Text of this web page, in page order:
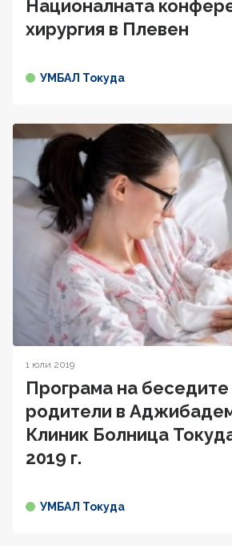
Националната
хирургия в Плевен
УМБАЛ Токуда
1 юли 2019
Програма на
родители в
Клиник Болница
2019 г.
УМБАЛ Токуда